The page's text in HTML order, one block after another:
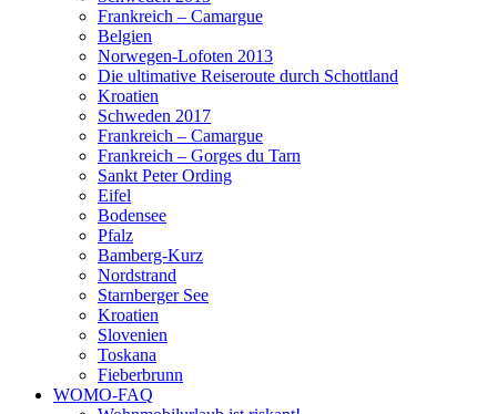
Frankreich – Camargue
Belgien
Norwegen-Lofoten 2013
Die ultimative Reiseroute durch Schottland
Kroatien
Schweden 2017
Frankreich – Camargue
Frankreich – Gorges du Tarn
Sankt Peter Ording
Eifel
Bodensee
Pfalz
Bamberg-Kurz
Nordstrand
Starnberger See
Kroatien
Slovenien
Toskana
Fieberbrunn
WOMO-FAQ